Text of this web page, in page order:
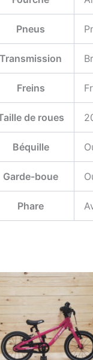
Pneus
Transmission
Freins
de roues
Béquille
Garde-boue
Phare